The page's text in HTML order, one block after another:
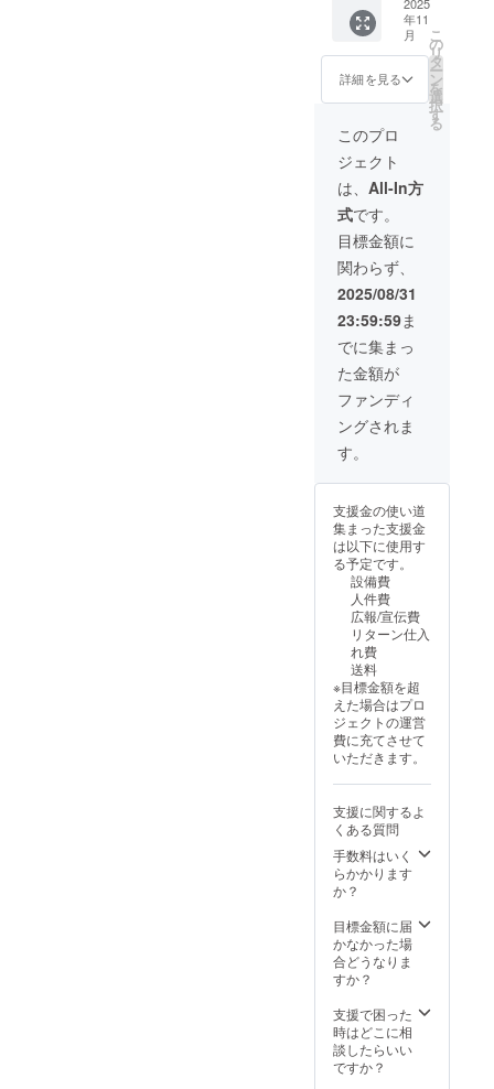
ターン
が限定
人数に
してい
たつも
りがで
きてい
ません
でした
ので改
めて追
加で
す。 既
に1名の
支援者
様がい
らっ
しゃる
ので、
残り９
名とな
ります
通常販
売価
格：
25%OF
円（送
料込
み）
年11
月
詳細を見る
こ
の
リ
タ
ー
ン
を
選
択
す
る
このプロ
ジェクト
は、 All-In方
式です。
目標金額に
関わらず、
2025/08/31
23:59:59ま
でに集まっ
た金額が
ファンディ
ングされま
す。
支援金の使い道
集まった支援金
は以下に使用す
る予定です。
設備費
人件費
広報/宣伝費
リターン仕入
れ費
送料
※目標金額を超
えた場合はプロ
ジェクトの運営
費に充てさせて
いただきます。
支援に関するよ
くある質問
手数料はいく
らかかります
か？
目標金額に届
かなかった場
合どうなりま
すか？
支援で困った
時はどこに相
談したらいい
ですか？